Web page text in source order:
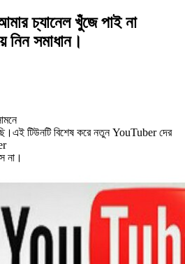
চ্যানেল খুঁজে পাই না
নিন সমাধান।
টিউনটি বিশেষ করে নতুন YouTuber দের
না।